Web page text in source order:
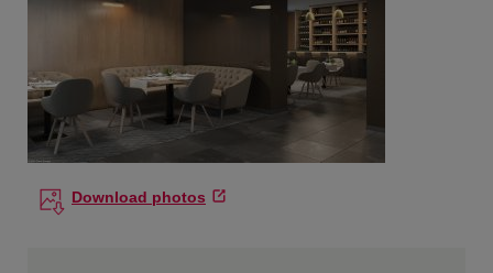
Download photos